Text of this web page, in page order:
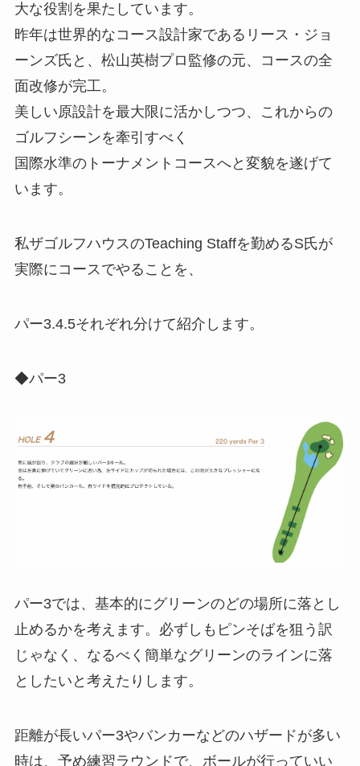
大な役割を果たしています。
昨年は世界的なコース設計家であるリース・ジョ
ーンズ氏と、松山英樹プロ監修の元、コースの全
面改修が完工。
美しい原設計を最大限に活かしつつ、これからの
ゴルフシーンを牽引すべく
国際水準のトーナメントコースへと変貌を遂げて
います。
私ザゴルフハウスのTeaching Staffを勤めるS氏が
実際にコースでやることを、
パー3.4.5それぞれ分けて紹介します。
◆パー3
パー3では、基本的にグリーンのどの場所に落とし
止めるかを考えます。必ずしもピンそばを狙う訳
じゃなく、なるべく簡単なグリーンのラインに落
としたいと考えたりします。
距離が長いパー3やバンカーなどのハザードが多い
時は、予め練習ラウンドで、ボールが行っていい